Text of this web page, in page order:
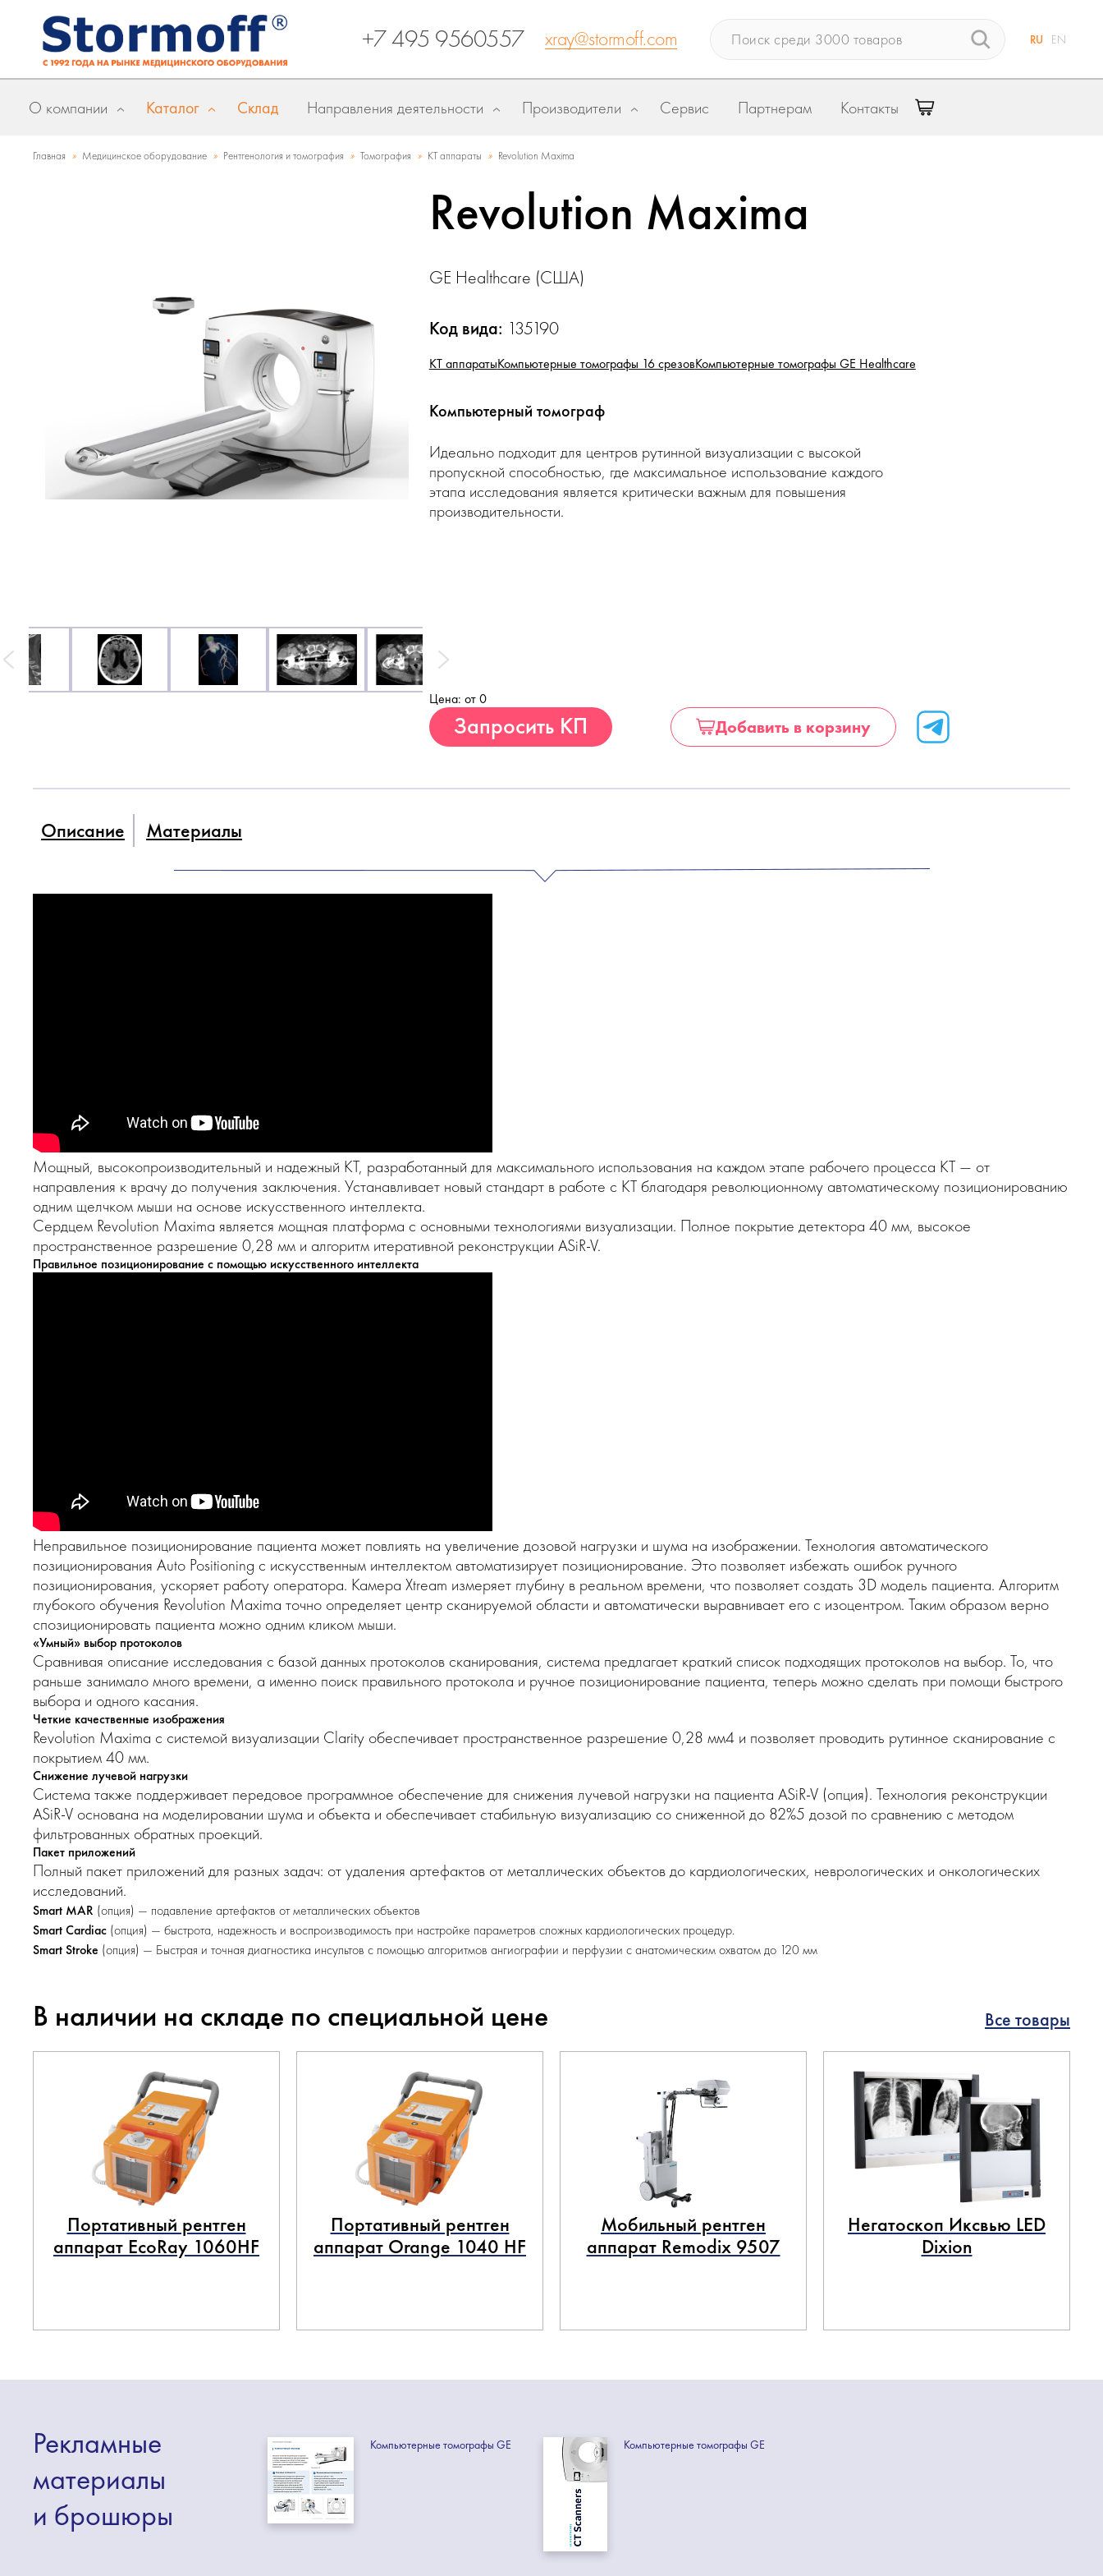
+7 495 9560557 xray@stormoff.com RU EN
О компании Каталог Склад Направления деятельности Производители Сервис Партнерам Контакты
Главная » Медицинское оборудование » Рентгенология и томография » Томография » КТ аппараты » Revolution Maxima
Revolution Maxima
GE Healthcare (США)
Код вида: 135190
КТ аппаратыКомпьютерные томографы 16 срезовКомпьютерные томографы GE Healthcare
Компьютерный томограф
Идеально подходит для центров рутинной визуализации с высокой
пропускной способностью, где максимальное использование каждого
этапа исследования является критически важным для повышения
производительности.
Цена: от 0
Запросить КП Добавить в корзину
Описание Материалы
Мощный, высокопроизводительный и надежный КТ, разработанный для максимального использования на каждом этапе рабочего процесса КТ — от
направления к врачу до получения заключения. Устанавливает новый стандарт в работе с КТ благодаря революционному автоматическому позиционированию
одним щелчком мыши на основе искусственного интеллекта.
Сердцем Revolution Maxima является мощная платформа с основными технологиями визуализации. Полное покрытие детектора 40 мм, высокое
пространственное разрешение 0,28 мм и алгоритм итеративной реконструкции ASiR-V.
Правильное позиционирование с помощью искусственного интеллекта
Неправильное позиционирование пациента может повлиять на увеличение дозовой нагрузки и шума на изображении. Технология автоматического
позиционирования Auto Positioning с искусственным интеллектом автоматизирует позиционирование. Это позволяет избежать ошибок ручного
позиционирования, ускоряет работу оператора. Камера Xtream измеряет глубину в реальном времени, что позволяет создать 3D модель пациента. Алгоритм
глубокого обучения Revolution Maxima точно определяет центр сканируемой области и автоматически выравнивает его с изоцентром. Таким образом верно
спозиционировать пациента можно одним кликом мыши.
«Умный» выбор протоколов
Сравнивая описание исследования с базой данных протоколов сканирования, система предлагает краткий список подходящих протоколов на выбор. То, что
раньше занимало много времени, а именно поиск правильного протокола и ручное позиционирование пациента, теперь можно сделать при помощи быстрого
выбора и одного касания.
Четкие качественные изображения
Revolution Maxima с системой визуализации Clarity обеспечивает пространственное разрешение 0,28 мм4 и позволяет проводить рутинное сканирование с
покрытием 40 мм.
Снижение лучевой нагрузки
Система также поддерживает передовое программное обеспечение для снижения лучевой нагрузки на пациента ASiR-V (опция). Технология реконструкции
ASiR-V основана на моделировании шума и объекта и обеспечивает стабильную визуализацию со сниженной до 82%5 дозой по сравнению с методом
фильтрованных обратных проекций.
Пакет приложений
Полный пакет приложений для разных задач: от удаления артефактов от металлических объектов до кардиологических, неврологических и онкологических
исследований.
Smart MAR (опция) — подавление артефактов от металлических объектов
Smart Cardiac (опция) — быстрота, надежность и воспроизводимость при настройке параметров сложных кардиологических процедур.
Smart Stroke (опция) — Быстрая и точная диагностика инсультов с помощью алгоритмов ангиографии и перфузии с анатомическим охватом до 120 мм
В наличии на складе по специальной цене Все товары
Портативный рентген
аппарат EcoRay 1060HF
Портативный рентген
аппарат Orange 1040 HF
Мобильный рентген
аппарат Remodix 9507
Негатоскоп Иксвью LED
Dixion
Рекламные
материалы
и брошюры
Компьютерные томографы GE Компьютерные томографы GE